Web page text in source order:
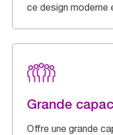
ce design moderne
Grande
Offre une grande